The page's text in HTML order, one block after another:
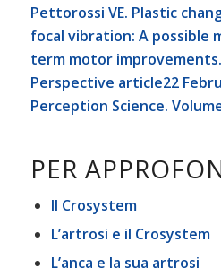
Pettorossi VE. Plastic
focal vibration: A possible
term motor
Perspective article22
Perception Science.
PER
Il Crosystem
L’artrosi e il Crosystem
L’anca e la sua artrosi